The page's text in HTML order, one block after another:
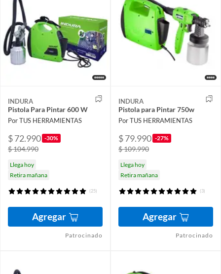
INDURA
Pistola Para Pintar 600 W
Por TUS HERRAMIENTAS
$ 72.990 -30%
$ 104.990
Llega hoy
Retira mañana
(25)
Agregar
Patrocinado
INDURA
Pistola para Pintar 750w
Por TUS HERRAMIENTAS
$ 79.990 -27%
$ 109.990
Llega hoy
Retira mañana
(3)
Agregar
Patrocinado